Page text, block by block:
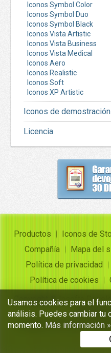
Iconos Symbol Color
Iconos Symbol Duo
Iconos Symbol Black
Iconos Vista Artistic
Iconos Vista Business
Iconos Vista Medical
Iconos Aero
Iconos Realistic
Iconos Soft
Iconos XP Artistic
Iconos de
Licencia
Productos Iconos de
Compañía
Mapa del
Política de privacidad
Política de cookies
Copyright ©Insofta
Conjuntos de iconos
Usamos cookies para el
análisis. Puedes cambiar tu
momento. Más información »